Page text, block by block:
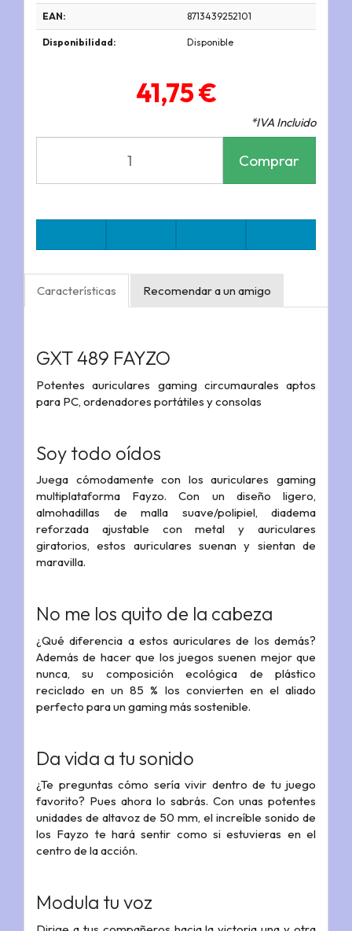
EAN: 8713439252101
Disponibilidad: Disponible
41,75 €
*IVA Incluido
Comprar
Características Recomendar a un amigo
GXT 489 FAYZO
Potentes auriculares gaming circumaurales aptos
para PC, ordenadores portátiles y consolas
Soy todo oídos
Juega cómodamente con los auriculares gaming
multiplataforma Fayzo. Con un diseño ligero,
almohadillas de malla suave/polipiel, diadema
reforzada ajustable con metal y auriculares
giratorios, estos auriculares suenan y sientan de
maravilla.
No me los quito de la cabeza
¿Qué diferencia a estos auriculares de los demás?
Además de hacer que los juegos suenen mejor que
nunca, su composición ecológica de plástico
reciclado en un 85 % los convierten en el aliado
perfecto para un gaming más sostenible.
Da vida a tu sonido
¿Te preguntas cómo sería vivir dentro de tu juego
favorito? Pues ahora lo sabrás. Con unas potentes
unidades de altavoz de 50 mm, el increíble sonido de
los Fayzo te hará sentir como si estuvieras en el
centro de la acción.
Modula tu voz